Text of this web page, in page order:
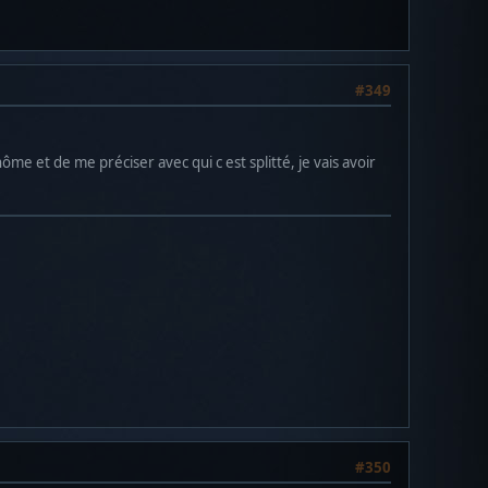
#349
et de me préciser avec qui c est splitté, je vais avoir
#350